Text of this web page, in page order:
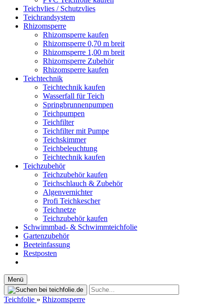
Teichvlies / Schutzvlies
Teichrandsystem
Rhizomsperre
Rhizomsperre kaufen
Rhizomsperre 0,70 m breit
Rhizomsperre 1,00 m breit
Rhizomsperre Zubehör
Rhizomsperre kaufen
Teichtechnik
Teichtechnik kaufen
Wasserfall für Teich
Springbrunnenpumpen
Teichpumpen
Teichfilter
Teichfilter mit Pumpe
Teichskimmer
Teichbeleuchtung
Teichtechnik kaufen
Teichzubehör
Teichzubehör kaufen
Teichschlauch & Zubehör
Algenvernichter
Profi Teichkescher
Teichnetze
Teichzubehör kaufen
Schwimmbad- & Schwimmteichfolie
Gartenzubehör
Beeteinfassung
Restposten
Menü
Teichfolie » Rhizomsperre